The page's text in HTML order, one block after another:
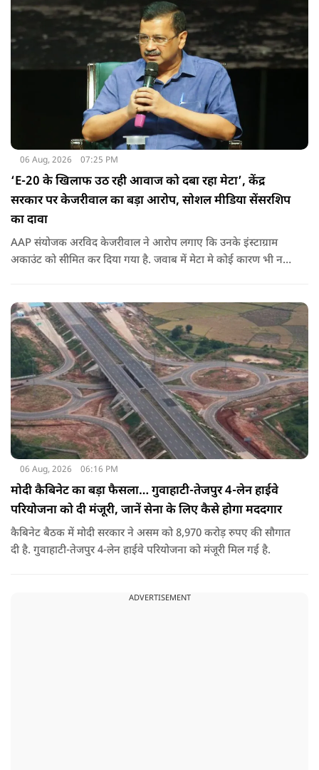
06 Aug, 2026 07:25 PM
‘E-20 के खिलाफ उठ रही आवाज को दबा रहा मेटा’, केंद्र
सरकार पर केजरीवाल का बड़ा आरोप, सोशल मीडिया सेंसरशिप
का दावा
AAP संयोजक अरविद केजरीवाल ने आरोप लगाए कि उनके इंस्टाग्राम
अकाउंट को सीमित कर दिया गया है. जवाब में मेटा मे कोई कारण भी नहीं
06 Aug, 2026 06:16 PM
मोदी कैबिनेट का बड़ा फैसला… गुवाहाटी-तेजपुर 4-लेन हाईवे
परियोजना को दी मंजूरी, जानें सेना के लिए कैसे होगा मददगार
कैबिनेट बैठक में मोदी सरकार ने असम को 8,970 करोड़ रुपए की सौगात
दी है. गुवाहाटी-तेजपुर 4-लेन हाईवे परियोजना को मंजूरी मिल गई है.
ADVERTISEMENT